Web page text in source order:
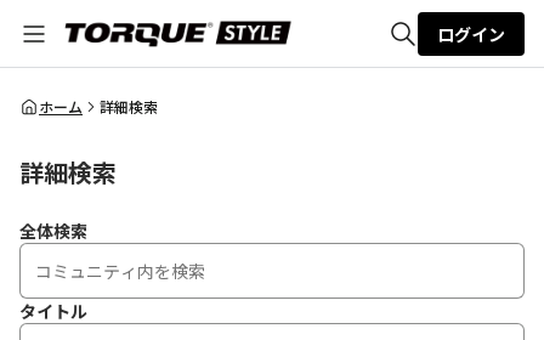
全体検索
ログイン
ホーム 詳細検索
詳細検索
全体検索
タイトル